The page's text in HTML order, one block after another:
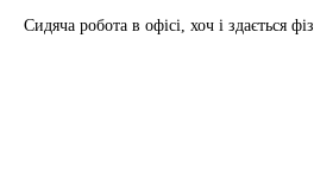
Сидяча робота в офісі, хоч і здається